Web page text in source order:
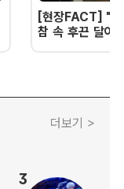
[현장FACT] "한
참 속 후끈 달아
더보기 >
3